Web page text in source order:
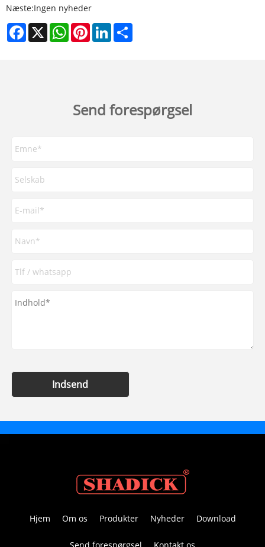
Næste:Ingen nyheder
Facebook
X WhatsAppPinterestLinkedIn
Send forespørgsel
Indsend
Hjem Om os Produkter Nyheder Download